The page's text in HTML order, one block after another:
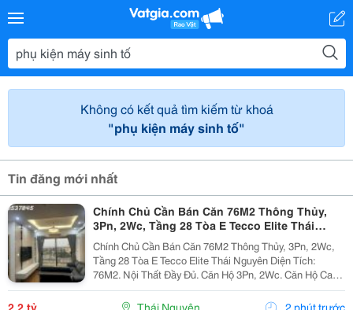
Không có kết quả tìm kiếm từ khoá
"phụ kiện máy sinh tố"
Tin đăng mới nhất
Chính Chủ Cần Bán Căn 76M2 Thông Thủy,
3Pn, 2Wc, Tầng 28 Tòa E Tecco Elite Thái
Nguyên
Chính Chủ Cần Bán Căn 76M2 Thông Thủy, 3Pn, 2Wc,
Tầng 28 Tòa E Tecco Elite Thái Nguyên Diện Tích:
76M2. Nội Thất Đầy Đủ. Căn Hộ 3Pn, 2Wc. Căn Hộ Cao
Cấp Thiết Kế Với Phong Cách Hiện Đại, Tối Ưu Công
Năng Sử Dụng Và Tận Dụng Tối Đa Ánh Sáng Tự...
2,2 tỷ Thái Nguyên 2 phút trước